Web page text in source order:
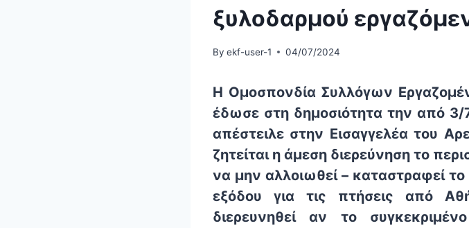
ξυλοδαρμού
By ekf-user-1 04/07/2024
Η Ομοσπονδία Συλλόγων
έδωσε στη δημοσιότητα την από
απέστειλε στην Εισαγγελέα του
ζητείται η άμεση διερεύνηση το
να μην αλλοιωθεί – καταστραφεί
εξόδου για τις πτήσεις από
διερευνηθεί αν το